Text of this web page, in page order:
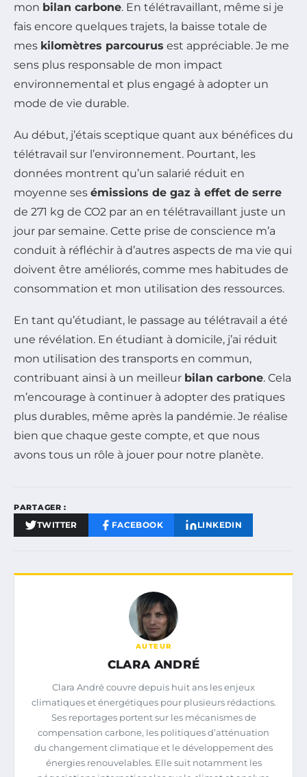
mon bilan carbone. En télétravaillant, même si je
fais encore quelques trajets, la baisse totale de
mes kilomètres parcourus est appréciable. Je me
sens plus responsable de mon impact
environnemental et plus engagé à adopter un
mode de vie durable.
Au début, j’étais sceptique quant aux bénéfices du
télétravail sur l’environnement. Pourtant, les
données montrent qu’un salarié réduit en
moyenne ses émissions de gaz à effet de serre
de 271 kg de CO2 par an en télétravaillant juste un
jour par semaine. Cette prise de conscience m’a
conduit à réfléchir à d’autres aspects de ma vie qui
doivent être améliorés, comme mes habitudes de
consommation et mon utilisation des ressources.
En tant qu’étudiant, le passage au télétravail a été
une révélation. En étudiant à domicile, j’ai réduit
mon utilisation des transports en commun,
contribuant ainsi à un meilleur bilan carbone. Cela
m’encourage à continuer à adopter des pratiques
plus durables, même après la pandémie. Je réalise
bien que chaque geste compte, et que nous
avons tous un rôle à jouer pour notre planète.
PARTAGER :
TWITTER FACEBOOK LINKEDIN
AUTEUR
CLARA ANDRÉ
Clara André couvre depuis huit ans les enjeux
climatiques et énergétiques pour plusieurs rédactions.
Ses reportages portent sur les mécanismes de
compensation carbone, les politiques d’atténuation
du changement climatique et le développement des
énergies renouvelables. Elle suit notamment les